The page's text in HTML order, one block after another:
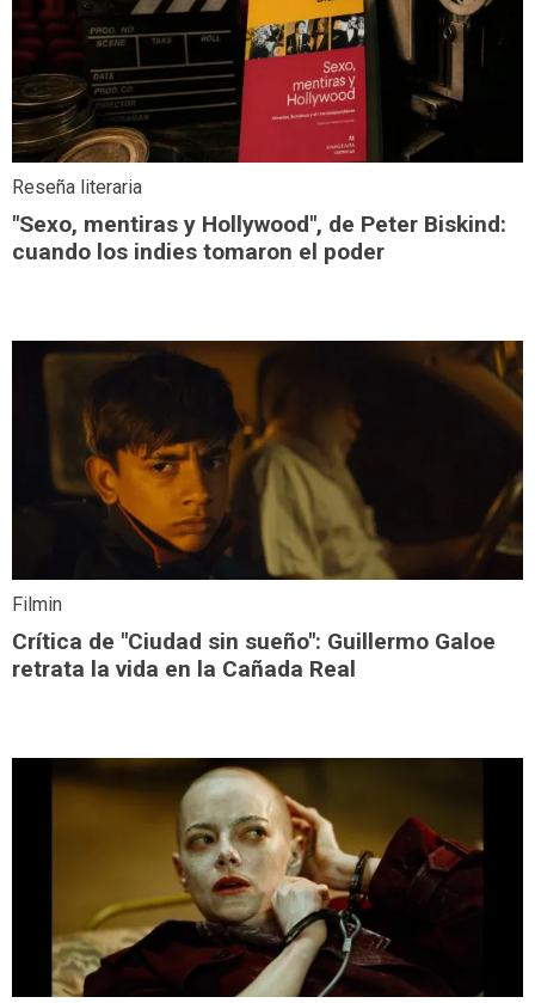
Reseña literaria
"Sexo, mentiras y Hollywood", de Peter Biskind:
cuando los indies tomaron el poder
Filmin
Crítica de "Ciudad sin sueño": Guillermo Galoe
retrata la vida en la Cañada Real